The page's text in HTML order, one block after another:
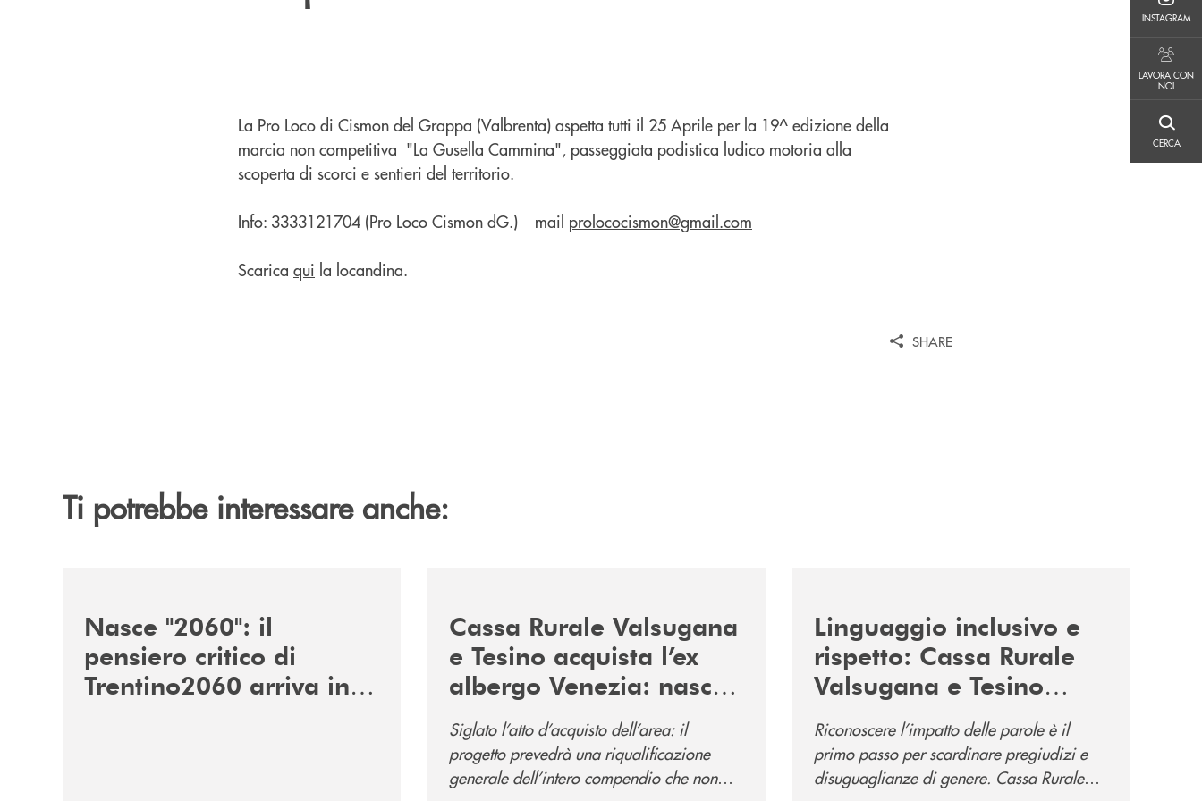
INSTAGRAM
LAVORA CON
NOI
CERCA
La Pro Loco di Cismon del Grappa (Valbrenta) aspetta tutti il 25 Aprile per la 19^ edizione della
marcia non competitiva "La Gusella Cammina", passeggiata podistica ludico motoria alla
scoperta di scorci e sentieri del territorio.
Info: 3333121704 (Pro Loco Cismon dG.) – mail prolococismon@gmail.com
Scarica qui la locandina.
SHARE
Ti potrebbe interessare anche:
Nasce "2060": il
pensiero critico di
Trentino2060 arriva in
Cassa Rurale Valsugana
e Tesino acquista l’ex
albergo Venezia: nasce
il nuovo polo
direzionale della banca
e al servizio della
Siglato l’atto d’acquisto dell’area: il
progetto prevedrà una riqualificazione
generale dell’intero compendio che non
Linguaggio inclusivo e
rispetto: Cassa Rurale
Valsugana e Tesino
promuove la campagna
“Tolleranza Zero”
Riconoscere l’impatto delle parole è il
primo passo per scardinare pregiudizi e
disuguaglianze di genere. Cassa Rurale